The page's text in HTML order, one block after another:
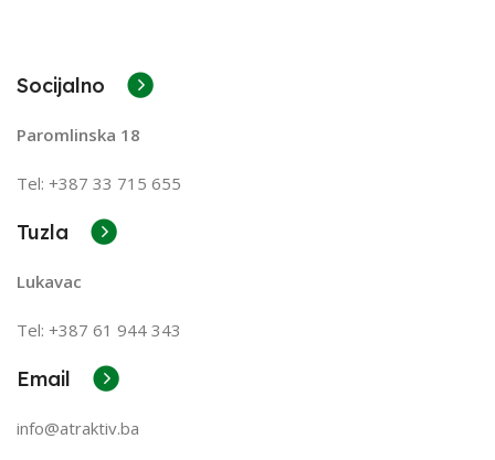
Socijalno
Paromlinska 18
Tel: +387 33 715 655
Tuzla
Lukavac
Tel: +387 61 944 343
Email
info@atraktiv.ba